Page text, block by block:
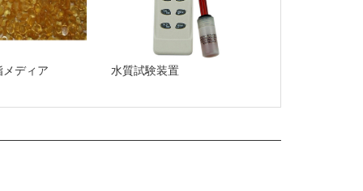
ディア 水質試験装置